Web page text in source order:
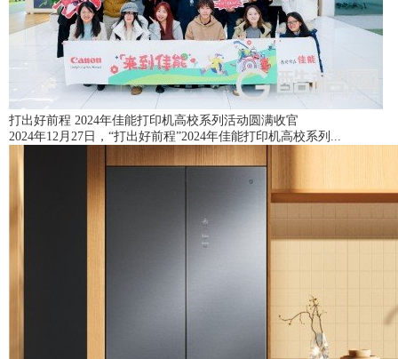
打出好前程 2024年佳能打印机高校系列活动圆满收官
2024年12月27日，“打出好前程”2024年佳能打印机高校系列...